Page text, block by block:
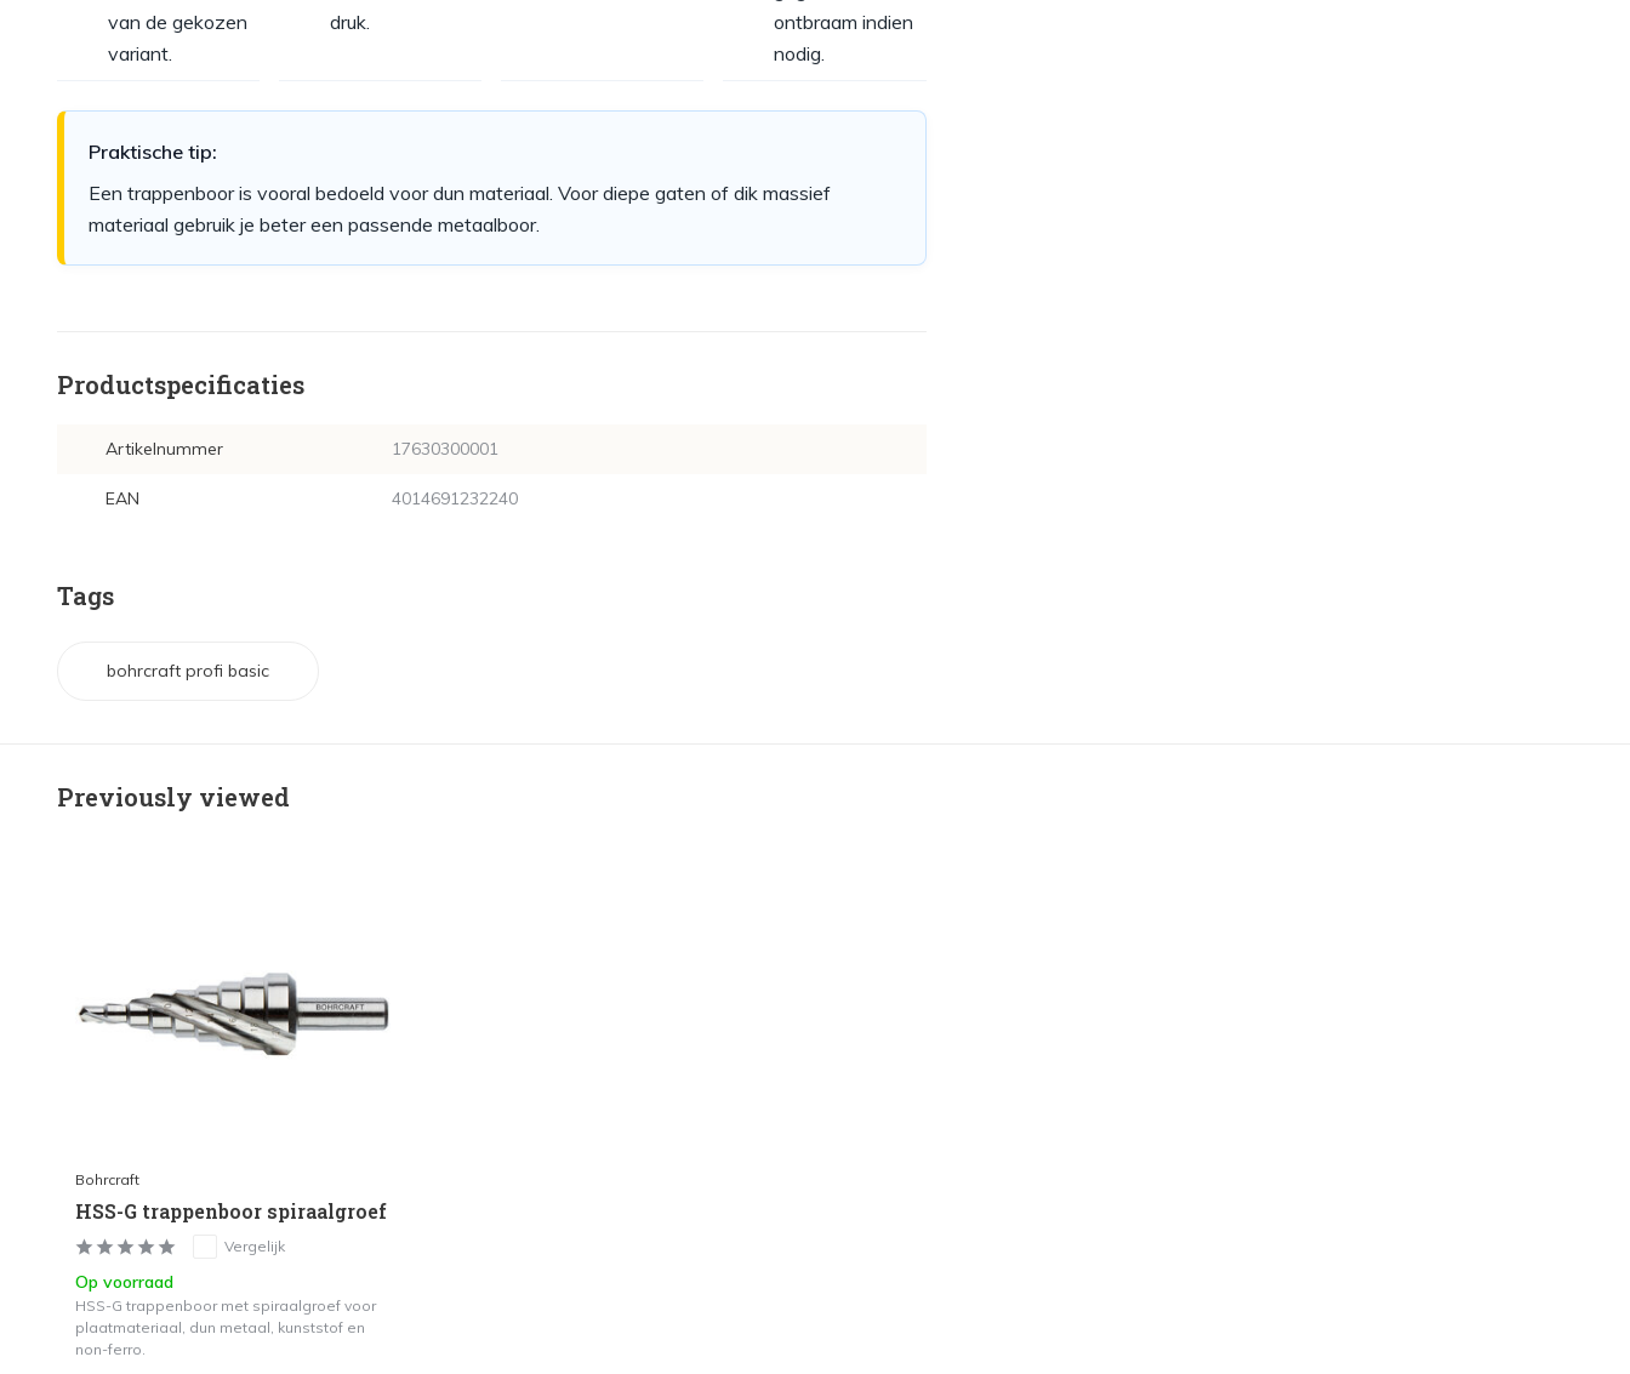
van de gekozen
variant.
druk.
ontbraam indien
nodig.
Praktische tip:
Een trappenboor is vooral bedoeld voor dun materiaal. Voor diepe gaten of dik massief
materiaal gebruik je beter een passende metaalboor.
Productspecificaties
Artikelnummer 17630300001
EAN 4014691232240
Tags
bohrcraft profi basic
Previously viewed
Bohrcraft
HSS-G trappenboor spiraalgroef
Vergelijk
Op voorraad
HSS-G trappenboor met spiraalgroef voor
plaatmateriaal, dun metaal, kunststof en
non-ferro.